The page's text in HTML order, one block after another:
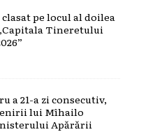
pe locul al doilea
Tineretului
a 21-a zi consecutiv,
lui Mîhailo
Apărării